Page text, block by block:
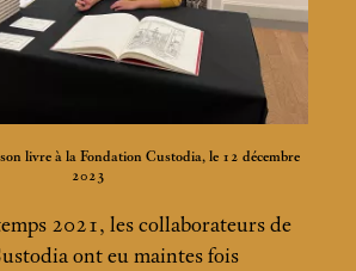
livre à la Fondation Custodia, le 12 décembre
2023
2021, les collaborateurs de
ont eu maintes fois